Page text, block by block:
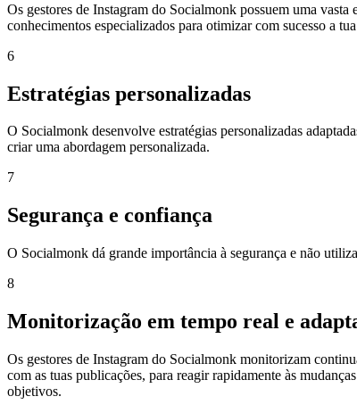
Os gestores de Instagram do Socialmonk possuem uma
conhecimentos especializados para otimizar com sucesso a
6
Estratégias personalizadas
O Socialmonk desenvolve estratégias personalizadas
criar uma abordagem personalizada.
7
Segurança e confiança
O Socialmonk dá grande importância à segurança e não
8
Monitorização em tempo real e
Os gestores de Instagram do Socialmonk monitorizam
com as tuas publicações, para reagir rapidamente às
objetivos.